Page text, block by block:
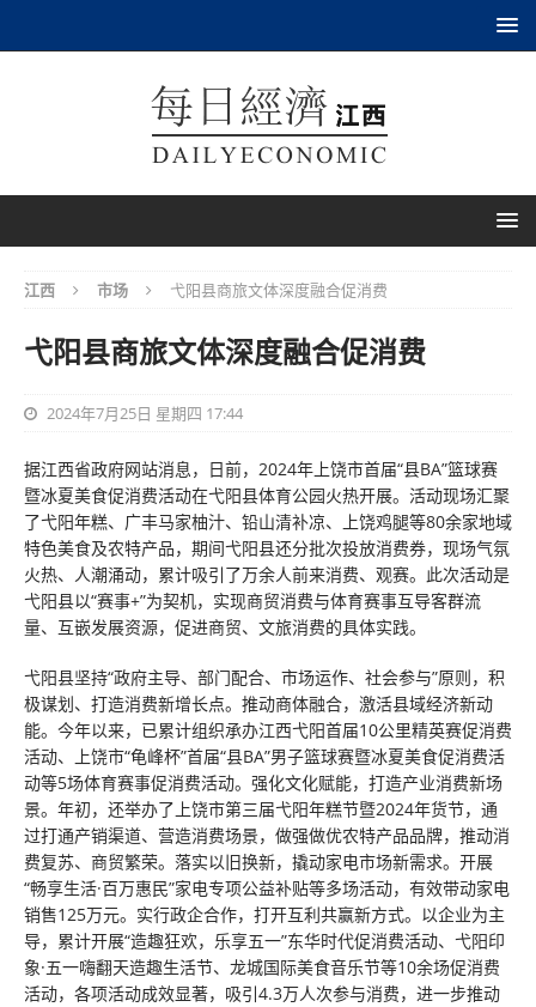
江西 市场 弋阳县商旅文体深度融合促消费
弋阳县商旅文体深度融合促消费
2024年7月25日 星期四 17:44
据江西省政府网站消息，日前，2024年上饶市首届“县BA”篮球赛
暨冰夏美食促消费活动在弋阳县体育公园火热开展。活动现场汇聚
了弋阳年糕、广丰马家柚汁、铅山清补凉、上饶鸡腿等80余家地域
特色美食及农特产品，期间弋阳县还分批次投放消费券，现场气氛
火热、人潮涌动，累计吸引了万余人前来消费、观赛。此次活动是
弋阳县以“赛事+”为契机，实现商贸消费与体育赛事互导客群流
量、互嵌发展资源，促进商贸、文旅消费的具体实践。
弋阳县坚持“政府主导、部门配合、市场运作、社会参与”原则，积
极谋划、打造消费新增长点。推动商体融合，激活县域经济新动
能。今年以来，已累计组织承办江西弋阳首届10公里精英赛促消费
活动、上饶市“龟峰杯”首届“县BA”男子篮球赛暨冰夏美食促消费活
动等5场体育赛事促消费活动。强化文化赋能，打造产业消费新场
景。年初，还举办了上饶市第三届弋阳年糕节暨2024年货节，通
过打通产销渠道、营造消费场景，做强做优农特产品品牌，推动消
费复苏、商贸繁荣。落实以旧换新，撬动家电市场新需求。开展
“畅享生活·百万惠民”家电专项公益补贴等多场活动，有效带动家电
销售125万元。实行政企合作，打开互利共赢新方式。以企业为主
导，累计开展“造趣狂欢，乐享五一”东华时代促消费活动、弋阳印
象·五一嗨翻天造趣生活节、龙城国际美食音乐节等10余场促消费
活动，各项活动成效显著，吸引4.3万人次参与消费，进一步推动